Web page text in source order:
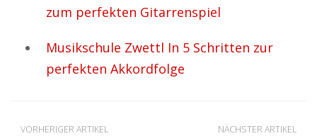
zum perfekten Gitarrenspiel
Musikschule Zwettl In 5 Schritten zur
perfekten Akkordfolge
VORHERIGER ARTIKEL NÄCHSTER ARTIKEL